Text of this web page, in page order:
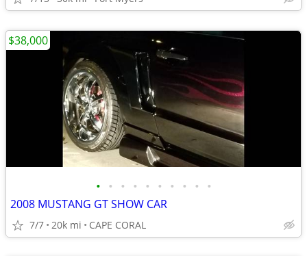
• • • • • • • • • •
2008 MUSTANG GT SHOW CAR
7/7 20k mi CAPE CORAL
$38,000